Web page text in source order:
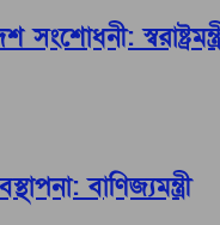
বাণিজ্যমন্ত্রী